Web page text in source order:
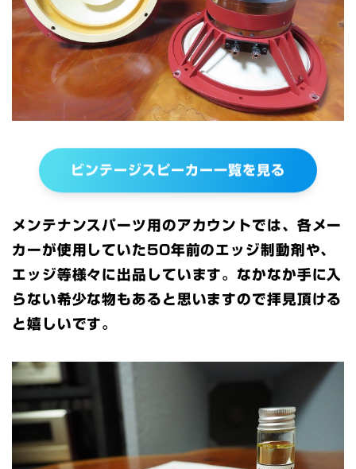
ビンテージスピーカー一覧を見る
メンテナンスパーツ用のアカウントでは、各メー
カーが使用していた50年前のエッジ制動剤や、
エッジ等様々に出品しています。なかなか手に入
らない希少な物もあると思いますので拝見頂ける
と嬉しいです。